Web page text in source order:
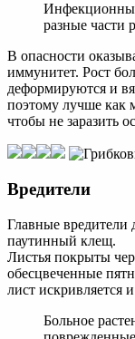
разные части
В опасности
иммунитет. Рост
деформируются и
поэтому лучше как
чтобы не заразить
Вредители
Главные
паутинный клещ.
Листья покрыты
обесцвеченные
лист искривляется
Больное